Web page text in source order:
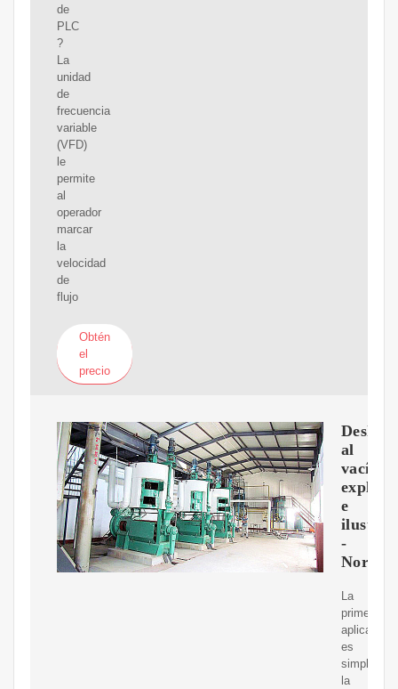
de
PLC
?
La
unidad
de
frecuencia
variable
(VFD)
le
permite
al
operador
marcar
la
velocidad
de
flujo
Obtén
el
precio
al
vacío
e
-
Noria
La
primera
aplicación
es
la